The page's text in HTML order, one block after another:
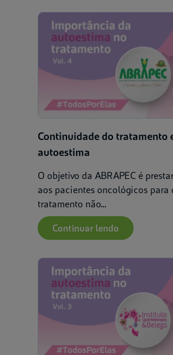
Continuidade do tratamento
autoestima
O objetivo da ABRAPEC é
aos pacientes oncológicos para
tratamento não...
Continuar lendo